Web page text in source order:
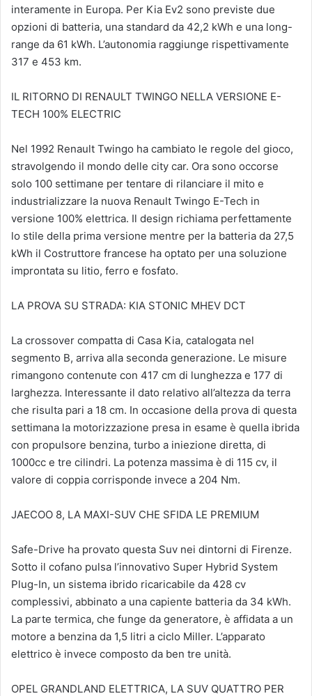
interamente in Europa. Per Kia Ev2 sono previste due
opzioni di batteria, una standard da 42,2 kWh e una long-
range da 61 kWh. L’autonomia raggiunge rispettivamente
317 e 453 km.
IL RITORNO DI RENAULT TWINGO NELLA VERSIONE E-
TECH 100% ELECTRIC
Nel 1992 Renault Twingo ha cambiato le regole del gioco,
stravolgendo il mondo delle city car. Ora sono occorse
solo 100 settimane per tentare di rilanciare il mito e
industrializzare la nuova Renault Twingo E-Tech in
versione 100% elettrica. Il design richiama perfettamente
lo stile della prima versione mentre per la batteria da 27,5
kWh il Costruttore francese ha optato per una soluzione
improntata su litio, ferro e fosfato.
LA PROVA SU STRADA: KIA STONIC MHEV DCT
La crossover compatta di Casa Kia, catalogata nel
segmento B, arriva alla seconda generazione. Le misure
rimangono contenute con 417 cm di lunghezza e 177 di
larghezza. Interessante il dato relativo all’altezza da terra
che risulta pari a 18 cm. In occasione della prova di questa
settimana la motorizzazione presa in esame è quella ibrida
con propulsore benzina, turbo a iniezione diretta, di
1000cc e tre cilindri. La potenza massima è di 115 cv, il
valore di coppia corrisponde invece a 204 Nm.
JAECOO 8, LA MAXI-SUV CHE SFIDA LE PREMIUM
Safe-Drive ha provato questa Suv nei dintorni di Firenze.
Sotto il cofano pulsa l’innovativo Super Hybrid System
Plug-In, un sistema ibrido ricaricabile da 428 cv
complessivi, abbinato a una capiente batteria da 34 kWh.
La parte termica, che funge da generatore, è affidata a un
motore a benzina da 1,5 litri a ciclo Miller. L’apparato
elettrico è invece composto da ben tre unità.
OPEL GRANDLAND ELETTRICA, LA SUV QUATTRO PER